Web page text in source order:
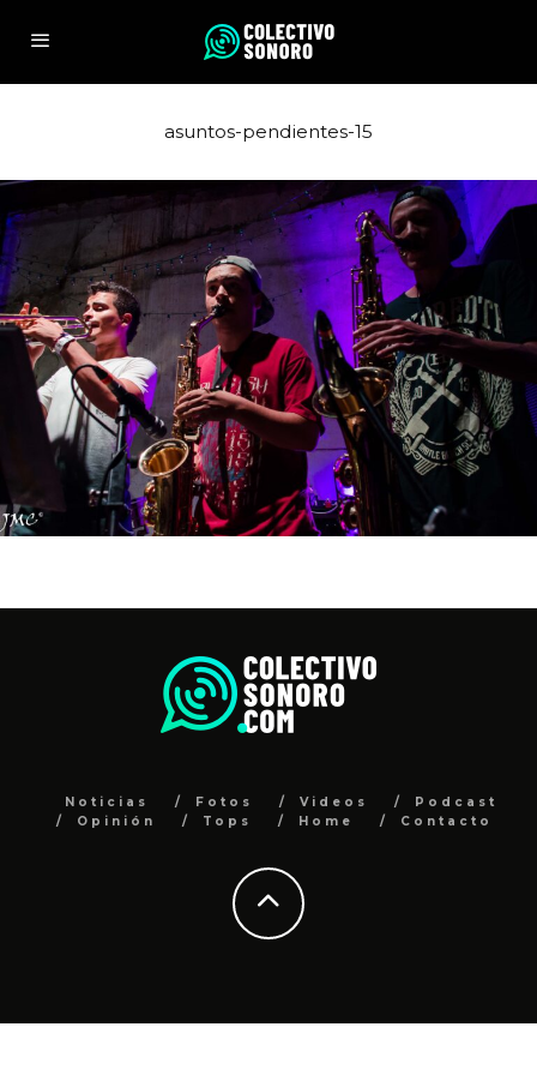
asuntos-pendientes-15
Noticias Fotos Videos
Podcast
Opinión
Tops Home Contacto